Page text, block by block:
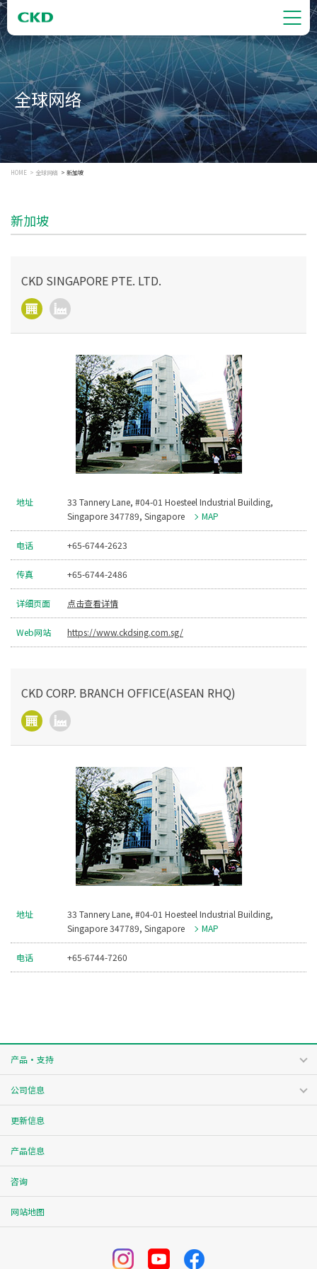
全球网络
HOME 全球网络 新加坡
新加坡
CKD SINGAPORE PTE. LTD.
地址
33 Tannery Lane, #04-01 Hoesteel Industrial Building,
Singapore 347789, Singapore
MAP
电话 +65-6744-2623
传真 +65-6744-2486
详细页面 点击查看详情
Web网站 https://www.ckdsing.com.sg/
CKD CORP. BRANCH OFFICE(ASEAN RHQ)
地址
33 Tannery Lane, #04-01 Hoesteel Industrial Building,
Singapore 347789, Singapore
MAP
电话 +65-6744-7260
产品・支持
公司信息
更新信息
产品信息
咨询
网站地图